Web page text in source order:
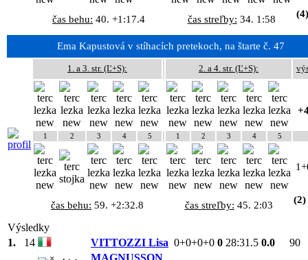
čas behu: 40. +1:17.4 čas streľby: 34. 1:58 (4)
Ema Kapustová v stíhacích pretekoch, na štarte č. 47
1. a 3. str. (Ľ+S): 2. a 4. str. (Ľ+S):
1 2 3 4 5 1 2 3 4 5
čas behu: 59. +2:32.8 čas streľby: 45. 2:03 (2)
Výsledky
1.
14 VITTOZZI Lisa 0+0+0+0 0 28:31.5 0.0
90
MAGNUSSON